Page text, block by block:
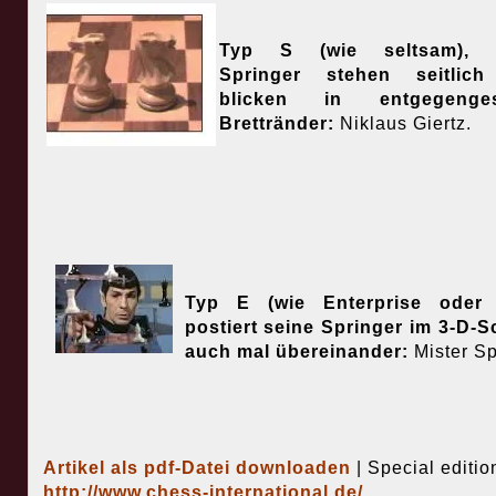
Typ S (wie seltsam),
Springer stehen
blicken in
Brettränder: Niklaus Giertz.
Typ E (wie Enterprise oder
postiert seine Springer im 3-D-
auch mal übereinander: Mister
Artikel als pdf-Datei downloaden | Special